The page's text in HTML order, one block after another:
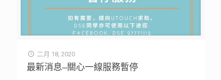
二月 18, 2020
最新消息–關心一線服務暫停